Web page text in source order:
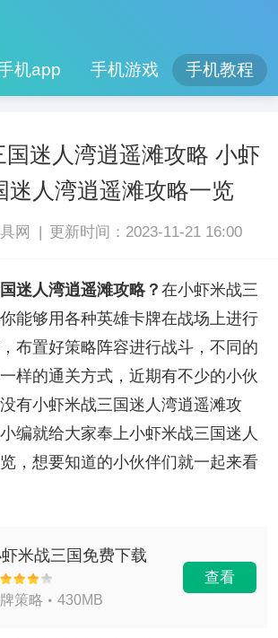
机app 手机游戏 手机教程
国迷人湾逍遥滩攻略 小虾
迷人湾逍遥滩攻略一览
网 | 更新时间：2023-11-21 16:00
迷人湾逍遥滩攻略？ 在小虾米战三
能够用各种英雄卡牌在战场上进行
布置好策略阵容进行战斗，不同的
样的通关方式，近期有不少的小伙
有小虾米战三国迷人湾逍遥滩攻
编就给大家奉上小虾米战三国迷人
，想要知道的小伙伴们就一起来看
米战三国免费下载
策略 430MB
查看